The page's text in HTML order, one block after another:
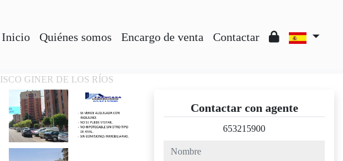
Inicio Quiénes somos Encargo de venta Contactar
GINER DE LOS RÍOS
Contactar con agente
653215900
nombre